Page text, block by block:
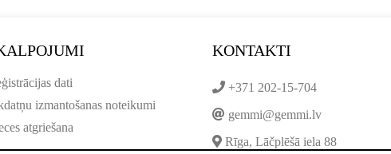
dati
izmantošanas noteikumi
atgriešana
KONTAKTI
+371 202-15-704
gemmi@gemmi.lv
Rīga, Lāčplēšā iela 88